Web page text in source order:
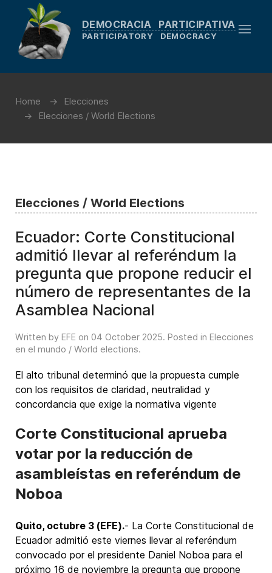
DEMOCRACIA PARTICIPATIVA
PARTICIPATORY DEMOCRACY
Home
Elecciones
Elecciones / World Elections
Elecciones / World Elections
Ecuador: Corte Constitucional
admitió llevar al referéndum la
pregunta que propone reducir el
número de representantes de la
Asamblea Nacional
Written by EFE on 04 October 2025. Posted in Elecciones
en el mundo / World elections.
El alto tribunal determinó que la propuesta cumple
con los requisitos de claridad, neutralidad y
concordancia que exige la normativa vigente
Corte Constitucional aprueba
votar por la reducción de
asambleístas en referéndum de
Noboa
Quito, octubre 3 (EFE).- La Corte Constitucional de
Ecuador admitió este viernes llevar al referéndum
convocado por el presidente Daniel Noboa para el
próximo 16 de noviembre la pregunta que propone